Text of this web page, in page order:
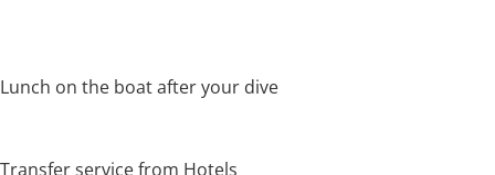
Lunch on the boat after your dive
Transfer service from Hotels